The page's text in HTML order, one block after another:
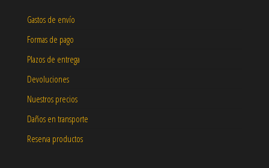
Gastos de envío
Formas de pago
Plazos de entrega
Devoluciones
Nuestros precios
Daños en transporte
Reserva productos